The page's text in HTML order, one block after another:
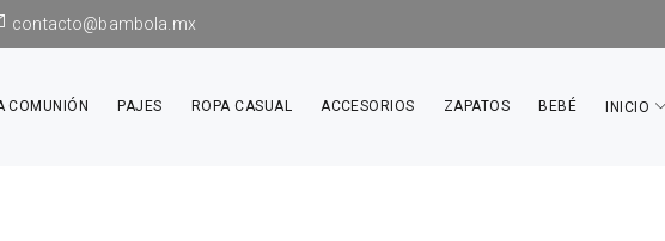
contacto@bambola.mx
COMUNIÓN PAJES ROPA CASUAL ACCESORIOS ZAPATOS BEBÉ INICIO